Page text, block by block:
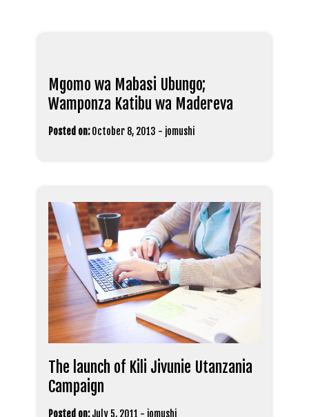
Mgomo wa Mabasi Ubungo;
Wamponza Katibu wa Madereva
Posted on: October 8, 2013 - jomushi
The launch of Kili Jivunie Utanzania
Campaign
Posted on: July 5, 2011 - jomushi